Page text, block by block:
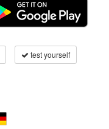
test yourself